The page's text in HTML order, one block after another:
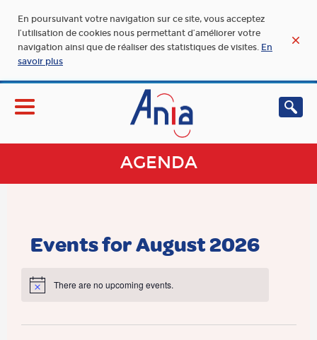
En poursuivant votre navigation sur ce site, vous acceptez
l’utilisation de cookies nous permettant d’améliorer votre
navigation ainsi que de réaliser des statistiques de visites. En
savoir plus
AGENDA
Events for August 2026
Notice There are no upcoming events.